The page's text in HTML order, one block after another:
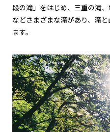
段の滝」をはじめ、三重の滝
などさまざまな滝があり、滝
ます。